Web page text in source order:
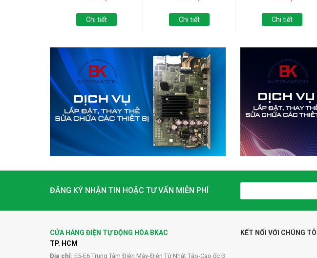
Chi tiết Chi tiết Chi tiết
ĐĂNG KÝ NHẬN TIN HOẶC TƯ VẤN MIỄN PHÍ
CỬA HÀNG ĐIỆN TỰ ĐỘNG HÓA BKAC
TP. HCM
Địa chỉ: E5-E6 Trung Tâm Điện Máy-Điện Tử Nhật Tảo-Cao ốc B
KẾT NỐI VỚI CHÚNG TÔI